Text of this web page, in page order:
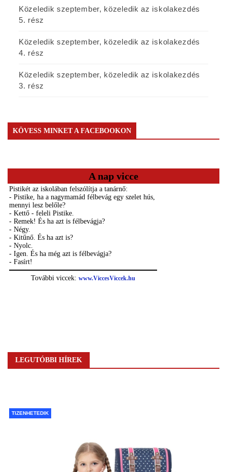
Közeledik szeptember, közeledik az iskolakezdés
5. rész
Közeledik szeptember, közeledik az iskolakezdés
4. rész
Közeledik szeptember, közeledik az iskolakezdés
3. rész
KÖVESS MINKET A FACEBOOKON
A nap vicce
LEGUTÓBBI HÍREK
TIZENHETEDIK